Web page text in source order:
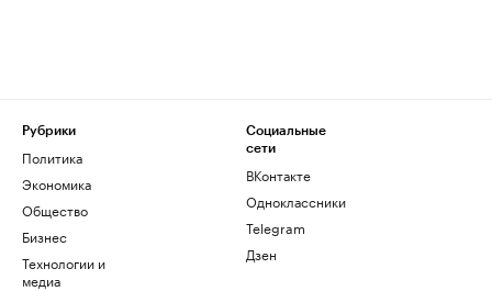
Рубрики
Политика
Экономика
Общество
Бизнес
Технологии и
медиа
Социальные
сети
ВКонтакте
Одноклассники
Telegram
Дзен